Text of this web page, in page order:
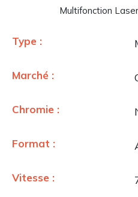
Multifonction
Type :
Marché :
Chromie :
Format :
Vitesse :